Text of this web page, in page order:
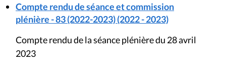
Compte rendu de séance et commission
plénière - 83 (2022-2023) (2022 - 2023)
Compte rendu de la séance plénière du 28 avril
2023